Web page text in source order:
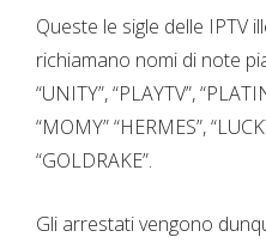
Queste le sigle delle IPTV
richiamano nomi di note
“UNITY”, “PLAYTV”,
“MOMY” “HERMES”,
“GOLDRAKE”.
Gli arrestati vengono